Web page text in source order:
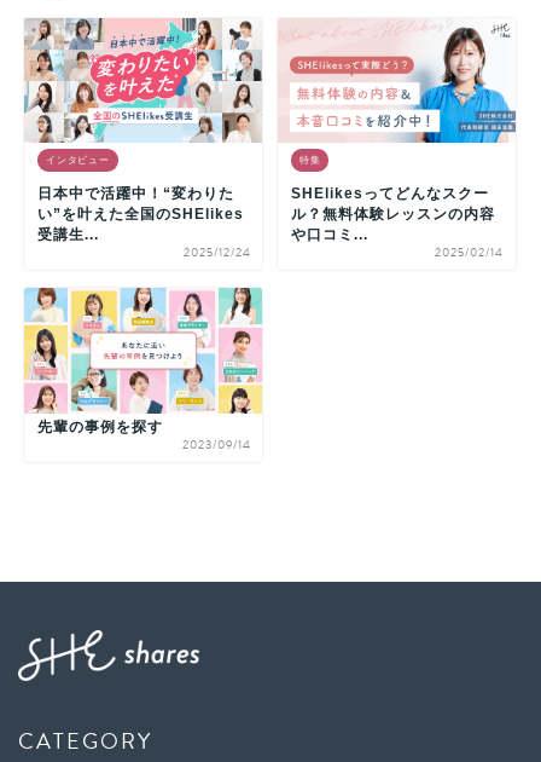
インタビュー
日本中で活躍中！“変わりた
い”を叶えた全国のSHElikes
受講生...
2025/12/24
特集
SHElikesってどんなスクー
ル？無料体験レッスンの内容
や口コミ...
2025/02/14
先輩の事例を探す
2023/09/14
CATEGORY